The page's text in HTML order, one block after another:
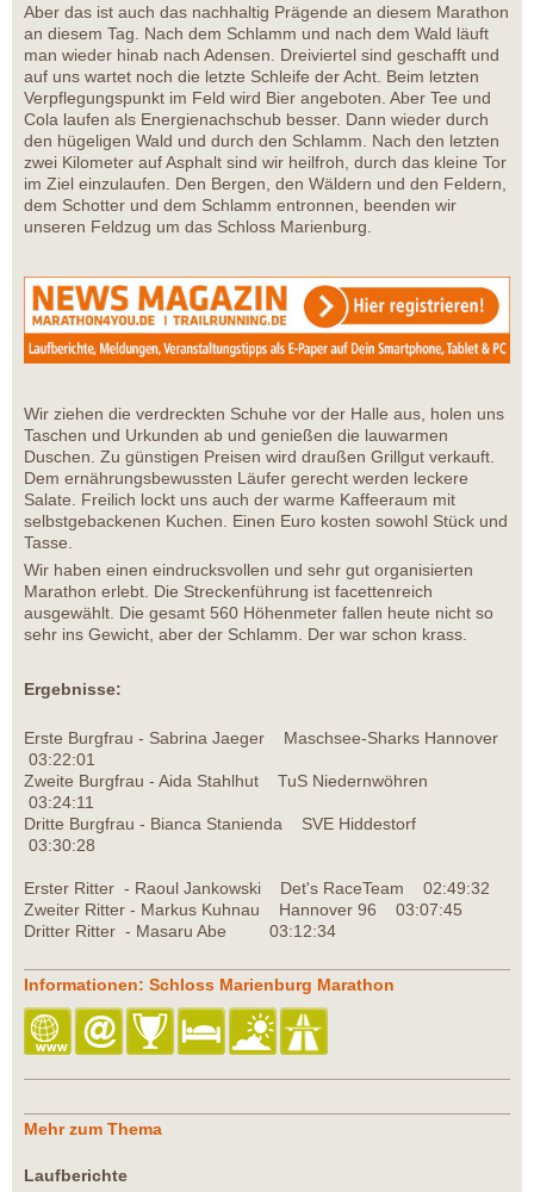
Aber das ist auch das nachhaltig Prägende an diesem Marathon
an diesem Tag. Nach dem Schlamm und nach dem Wald läuft
man wieder hinab nach Adensen. Dreiviertel sind geschafft und
auf uns wartet noch die letzte Schleife der Acht. Beim letzten
Verpflegungspunkt im Feld wird Bier angeboten. Aber Tee und
Cola laufen als Energienachschub besser. Dann wieder durch
den hügeligen Wald und durch den Schlamm. Nach den letzten
zwei Kilometer auf Asphalt sind wir heilfroh, durch das kleine Tor
im Ziel einzulaufen. Den Bergen, den Wäldern und den Feldern,
dem Schotter und dem Schlamm entronnen, beenden wir
unseren Feldzug um das Schloss Marienburg.
Wir ziehen die verdreckten Schuhe vor der Halle aus, holen uns
Taschen und Urkunden ab und genießen die lauwarmen
Duschen. Zu günstigen Preisen wird draußen Grillgut verkauft.
Dem ernährungsbewussten Läufer gerecht werden leckere
Salate. Freilich lockt uns auch der warme Kaffeeraum mit
selbstgebackenen Kuchen. Einen Euro kosten sowohl Stück und
Tasse.
Wir haben einen eindrucksvollen und sehr gut organisierten
Marathon erlebt. Die Streckenführung ist facettenreich
ausgewählt. Die gesamt 560 Höhenmeter fallen heute nicht so
sehr ins Gewicht, aber der Schlamm. Der war schon krass.
Ergebnisse:
Erste Burgfrau - Sabrina Jaeger Maschsee-Sharks Hannover
03:22:01
Zweite Burgfrau - Aida Stahlhut TuS Niedernwöhren
03:24:11
Dritte Burgfrau - Bianca Stanienda SVE Hiddestorf
03:30:28
Erster Ritter - Raoul Jankowski Det's RaceTeam 02:49:32
Zweiter Ritter - Markus Kuhnau Hannover 96 03:07:45
Dritter Ritter - Masaru Abe 03:12:34
Informationen: Schloss Marienburg Marathon
Mehr zum Thema
Laufberichte